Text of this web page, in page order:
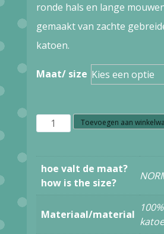
ronde hals en lange
gemaakt van zachte
katoen.
Maat/ size
Z40.6
ABZK5033
FIELD
Toevoegen aan
hoe valt de maat?
how is the size?
Materiaal/material